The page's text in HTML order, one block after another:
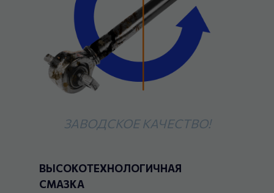
ВЫСОКОТЕХНОЛОГИЧНАЯ
СМАЗКА
ЗАВОДСКОЕ КАЧЕСТВО!